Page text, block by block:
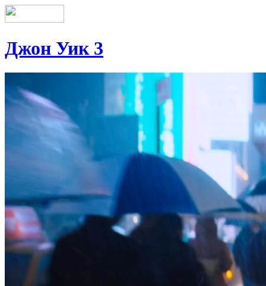
Джон Уик 3